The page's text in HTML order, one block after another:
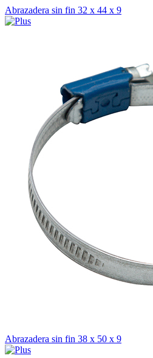
Abrazadera sin fin 32 x 44 x 9
Abrazadera sin fin 38 x 50 x 9